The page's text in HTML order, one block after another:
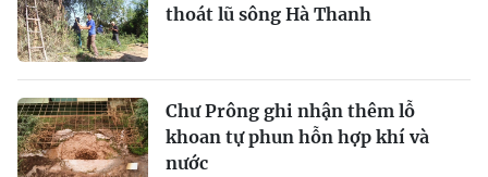
thoát lũ sông Hà Thanh
Chư Prông ghi nhận thêm lỗ
khoan tự phun hỗn hợp khí và
nước